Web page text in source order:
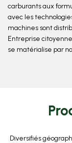
carburants aux
avec les
machines sont
Entreprise
se matérialise par
Diversifiés